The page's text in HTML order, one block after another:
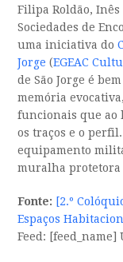
Filipa Roldão,
Sociedades de
uma iniciativa do
Jorge (EGEAC
de São Jorge é
memória
funcionais que ao
os traços e o
equipamento
muralha
Fonte: [2.º
Espaços
Feed: